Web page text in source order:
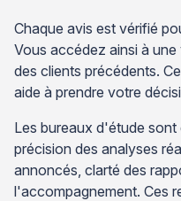
Chaque avis est vérifié
Vous accédez ainsi à
des clients précédents.
aide à prendre votre
Les bureaux d'étude sont
précision des analyses
annoncés, clarté des
l'accompagnement. Ces